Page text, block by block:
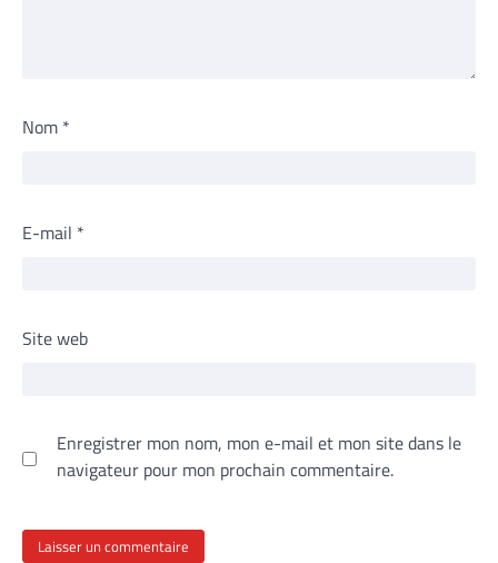
Nom *
E-mail *
Site web
Enregistrer mon nom, mon e-mail et mon site dans le
navigateur pour mon prochain commentaire.